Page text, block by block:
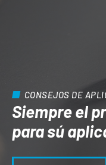
CONSEJOS DE
Siempre el
para sú